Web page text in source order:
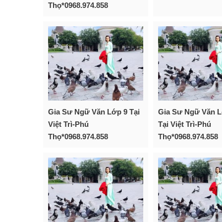
Thọ*0968.974.858
Gia Sư Ngữ Văn Lớp 9 Tại
Việt Trì-Phú
Thọ*0968.974.858
Gia Sư Ngữ Văn
Tại Việt Trì-Phú
Thọ*0968.974.858